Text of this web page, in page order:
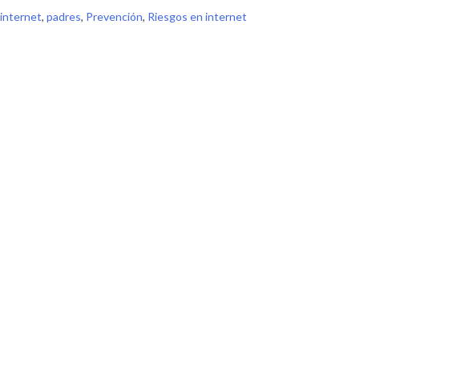
, padres, Prevención, Riesgos en internet